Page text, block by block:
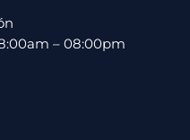
– 08:00pm